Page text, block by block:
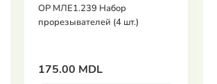
OP МЛЕ1.239 Набор
прорезывателей (4 шт.)
175.00 MDL